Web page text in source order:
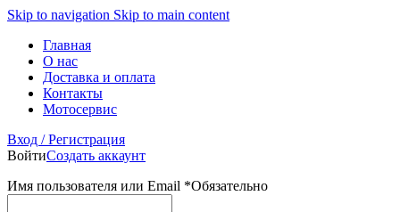
Skip to navigation Skip to main content
Главная
О нас
Доставка и оплата
Контакты
Мотосервис
Вход / Регистрация
ВойтиСоздать аккаунт
Имя пользователя или Email *Обязательно